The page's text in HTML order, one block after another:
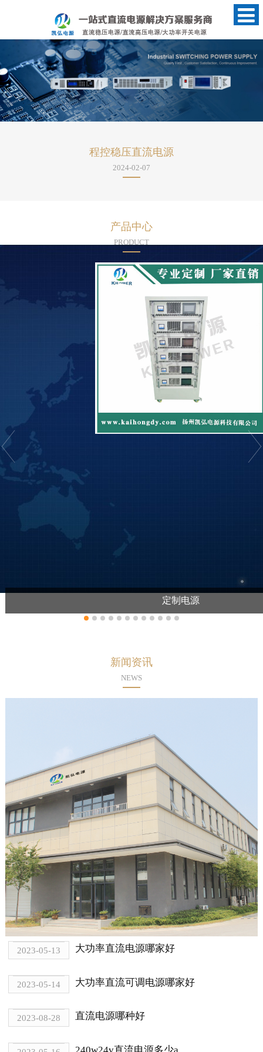
程控稳压直流电源
2024-02-07
产品中心
PRODUCT
定制电源
新闻资讯
NEWS
2023-05-13 大功率直流电源哪家好
2023-05-14 大功率直流可调电源哪家好
2023-08-28 直流电源哪种好
240w24v直流电源多少a